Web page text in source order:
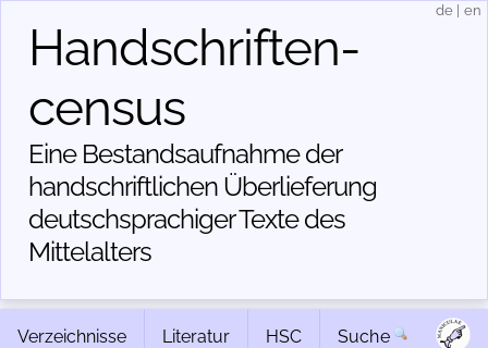
Handschriften­
census
Eine Bestandsaufnahme der
handschriftlichen Über­lieferung
deutschsprachiger Texte des
Mittelalters
de en
Verzeichnisse Literatur HSC Suche